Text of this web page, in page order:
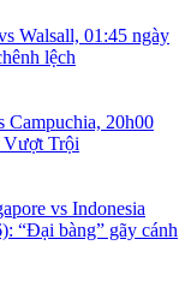
Walsall, 01:45 ngày
lệch
20h00
Vượt Trội
vs Indonesia
“Đại bàng” gãy cánh